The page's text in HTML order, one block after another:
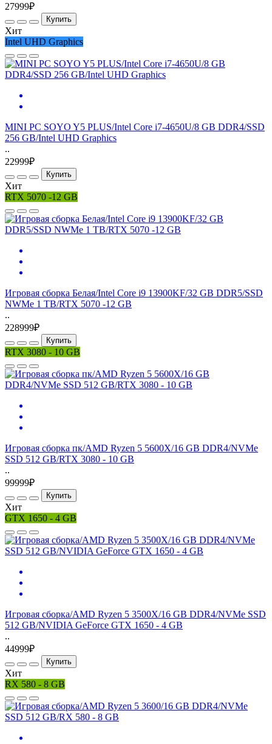
27999₽
Купить
Хит
Intel UHD Graphics
MINI PC SOYO Y5 PLUS/Intel Core i7-4650U/8 GB DDR4/SSD
256 GB/Intel UHD Graphics
..
22999₽
Купить
Хит
RTX 5070 -12 GB
Игровая сборка Белая/Intel Core i9 13900KF/32 GB DDR5/SSD
NWMe 1 TB/RTX 5070 -12 GB
..
228999₽
Купить
RTX 3080 - 10 GB
Игровая сборка пк/AMD Ryzen 5 5600X/16 GB DDR4/NVMe
SSD 512 GB/RTX 3080 - 10 GB
..
99999₽
Купить
Хит
GTX 1650 - 4 GB
Игровая сборка/AMD Ryzen 5 3500X/16 GB DDR4/NVMe SSD
512 GB/NVIDIA GeForce GTX 1650 - 4 GB
..
44999₽
Купить
Хит
RX 580 - 8 GB